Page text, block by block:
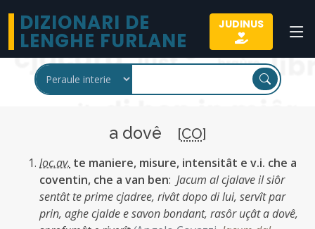
DIZIONARI DE
LENGHE FURLANE
JUDINUS
a dovê [CO]
loc.av. te maniere, misure, intensitât e v.i. che a
coventin, che a van ben: Jacum al cjalave il siôr
sentât te prime cjadree, rivât dopo di lui, servît par
prin, aghe cjalde e savon bondant, rasôr uçât a dovê,